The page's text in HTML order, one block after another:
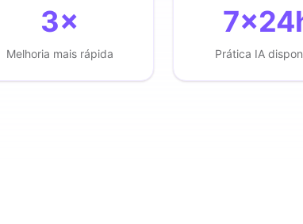
3×
Melhoria mais rápida Prática IA